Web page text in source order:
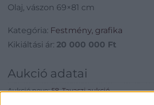
Olaj, vászon 69×81 cm
Kategória: Festmény, grafika
Kikiáltási ár: 20 000 000 Ft
Aukció adatai
Aukció neve:58. Tavaszi aukció